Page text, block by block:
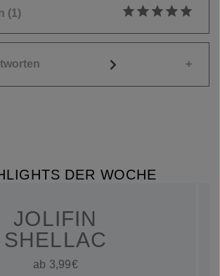
(1)
DER WOCHE
JOLIFIN
SHELLAC
ab 3,99€